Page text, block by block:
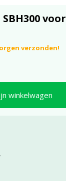
voor
verzonden!
winkelwagen